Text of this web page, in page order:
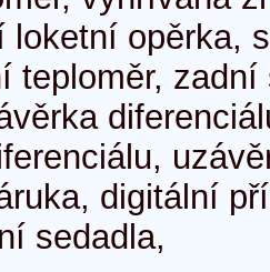
loketní opěrka,
teploměr,
digitální
sedadla,